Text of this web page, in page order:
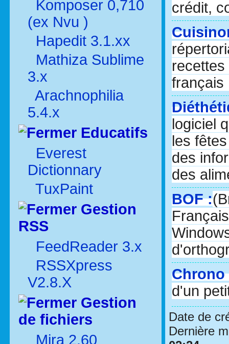
Komposer 0,710
(ex Nvu )
Hapedit 3.1.xx
Mathiza Sublime
3.x
Arachnophilia
5.4.x
Educatifs
Everest
Dictionnary
TuxPaint
Gestion
RSS
FeedReader 3.x
RSSXpress
V2.8.X
Gestion
de fichiers
Mira 2.60
crédit,
français
logiciel
les
des
des
BOF :
Chrono
d'un
Date de
Dernière